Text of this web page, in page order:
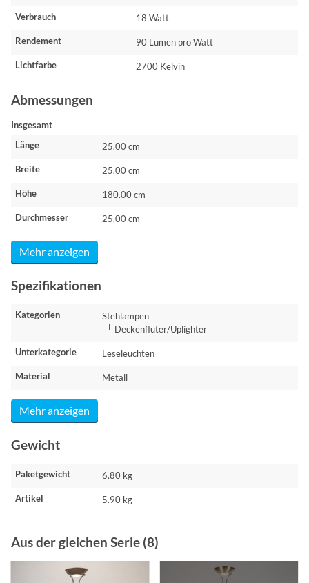
Verbrauch 18 Watt
Rendement 90 Lumen pro Watt
Lichtfarbe 2700 Kelvin
Abmessungen
Insgesamt
Länge
25.00 cm
Breite 25.00 cm
Höhe 180.00 cm
Durchmesser 25.00 cm
Mehr anzeigen
Spezifikationen
Kategorien
Stehlampen
└ Deckenfluter/Uplighter
Unterkategorie Leseleuchten
Material Metall
Mehr anzeigen
Gewicht
Paketgewicht 6.80 kg
Artikel 5.90 kg
Aus der gleichen Serie (8)